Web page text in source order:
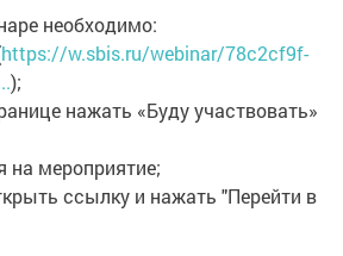
https://w.sbis.ru/webinar/78c2cf9f-
);
нажать «Буду участвовать»
на мероприятие;
ссылку и нажать "Перейти в